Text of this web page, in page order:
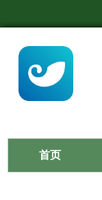
首页